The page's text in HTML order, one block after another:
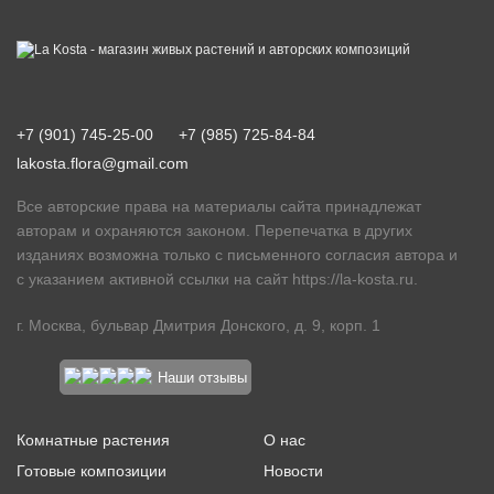
+7 (901) 745-25-00
+7 (985) 725-84-84
lakosta.flora@gmail.com
Все авторские права на материалы сайта принадлежат
авторам и охраняются законом. Перепечатка в других
изданиях возможна только с письменного согласия автора и
с указанием активной ссылки на сайт https://la-kosta.ru
г. Москва, бульвар Дмитрия Донского, д. 9, корп. 1
Наши отзывы
Комнатные растения
Готовые композиции
О нас
Новости